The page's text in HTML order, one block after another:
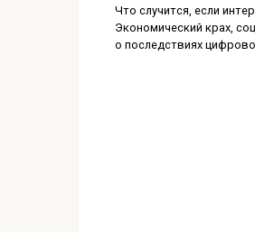
Что случится, если
Экономический крах,
о последствиях